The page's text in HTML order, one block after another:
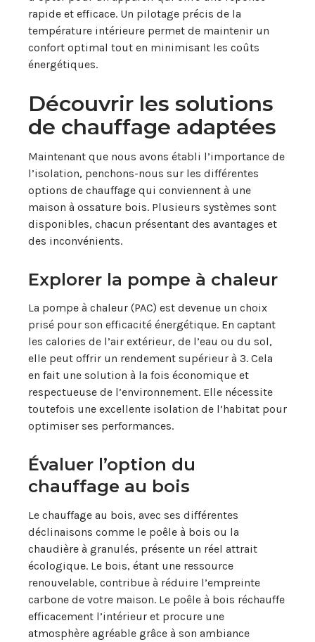
rapide et efficace. Un pilotage précis de la
température intérieure permet de maintenir un
confort optimal tout en minimisant les coûts
énergétiques.
Découvrir les solutions
de chauffage adaptées
Maintenant que nous avons établi l’importance de
l’isolation, penchons-nous sur les différentes
options de chauffage qui conviennent à une
maison à ossature bois. Plusieurs systèmes sont
disponibles, chacun présentant des avantages et
des inconvénients.
Explorer la pompe à chaleur
La pompe à chaleur (PAC) est devenue un choix
prisé pour son efficacité énergétique. En captant
les calories de l’air extérieur, de l’eau ou du sol,
elle peut offrir un rendement supérieur à 3. Cela
en fait une solution à la fois économique et
respectueuse de l’environnement. Elle nécessite
toutefois une excellente isolation de l’habitat pour
optimiser ses performances.
Évaluer l’option du
chauffage au bois
Le chauffage au bois, avec ses différentes
déclinaisons comme le poêle à bois ou la
chaudière à granulés, présente un réel attrait
écologique. Le bois, étant une ressource
renouvelable, contribue à réduire l’empreinte
carbone de votre maison. Le poêle à bois réchauffe
efficacement l’intérieur et procure une
atmosphère agréable grâce à son ambiance